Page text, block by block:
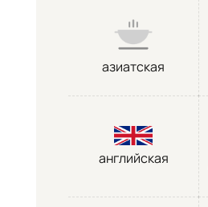
азиатская
английская